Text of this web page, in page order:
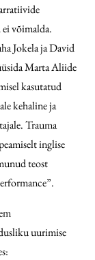
võimalda.
Jokela ja David
Marta Aliide
kasutatud
kehaline ja
Trauma
inglise
teost
uurimise